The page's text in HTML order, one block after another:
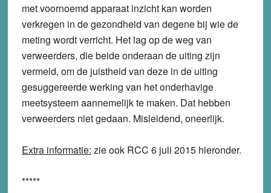
met voornoemd apparaat inzicht kan worden
verkregen in de gezondheid van degene bij wie de
meting wordt verricht. Het lag op de weg van
verweerders, die beide onderaan de uiting zijn
vermeld, om de juistheid van deze in de uiting
gesuggereerde werking van het onderhavige
meetsysteem aannemelijk te maken. Dat hebben
verweerders niet gedaan. Misleidend, oneerlijk.
Extra informatie: zie ook RCC 6 juli 2015 hieronder.
*****